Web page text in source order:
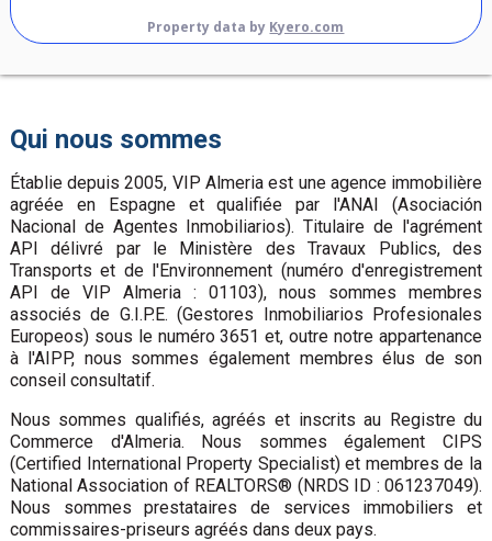
Property data by Kyero.com
Qui nous sommes
Établie depuis 2005, VIP Almeria est une agence immobilière
agréée en Espagne et qualifiée par l'ANAI (Asociación
Nacional de Agentes Inmobiliarios). Titulaire de l'agrément
API délivré par le Ministère des Travaux Publics, des
Transports et de l'Environnement (numéro d'enregistrement
API de VIP Almeria : 01103), nous sommes membres
associés de G.I.P.E. (Gestores Inmobiliarios Profesionales
Europeos) sous le numéro 3651 et, outre notre appartenance
à l'AIPP, nous sommes également membres élus de son
conseil consultatif.
Nous sommes qualifiés, agréés et inscrits au Registre du
Commerce d'Almeria. Nous sommes également CIPS
(Certified International Property Specialist) et membres de la
National Association of REALTORS® (NRDS ID : 061237049).
Nous sommes prestataires de services immobiliers et
commissaires-priseurs agréés dans deux pays.